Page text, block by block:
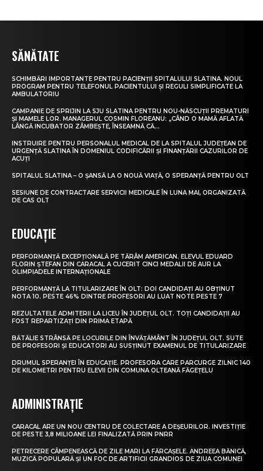
SĂNĂTATE
SCHIMBĂRI IMPORTANTE PENTRU PACIENȚII SPITALULUI SLATINA. NOUL
PROGRAM PENTRU TELEFONUL PACIENTULUI ȘI REGULI SIMPLIFICATE LA
AMBULATORIU
CAMPANIE DE SPRIJIN LA SJU SLATINA PENTRU NOU-NĂSCUȚII PREMATURI
ȘI MAMELE LOR. MANAGERUL COSMIN FLOREANU: „CÂND O MAMĂ AFLATĂ
LÂNGĂ INCUBATOR ZÂMBEȘTE, ÎNSEAMNĂ CĂ...
INSTRUIRE PENTRU PERSONALUL MEDICAL DE LA SPITALUL JUDEȚEAN DE
URGENȚĂ SLATINA ÎN DOMENIUL CODIFICĂRII ȘI FINANȚĂRII CAZURILOR DE
ACUȚI
SPITALUL SLATINA – O ȘANSĂ LA O NOUĂ VIAȚĂ, O SPERANȚĂ PENTRU OLT
SESIUNE DE CONTRACTARE SERVICII MEDICALE ÎN LUNA MAI, ORGANIZATĂ
DE CAS OLT
EDUCAȚIE
PERFORMANȚĂ EXCEPȚIONALĂ PE TĂRÂM AMERICAN. ELEVUL EDUARD
FLORIN ȘTEFAN DIN CARACAL A CUCERIT CINCI MEDALII DE AUR LA
OLIMPIADELE INTERNAȚIONALE
PERFORMANȚĂ LA TITULARIZARE ÎN OLT: DOI CANDIDAȚI AU OBȚINUT
NOTA 10. PESTE 46% DINTRE PROFESORI AU LUAT NOTE PESTE 7
REZULTATELE ADMITERII LA LICEU ÎN JUDEȚUL OLT. TOȚI CANDIDAȚII AU
FOST REPARTIZAȚI DIN PRIMA ETAPĂ
BĂTĂLIE STRÂNSĂ PE LOCURILE DIN ÎNVĂȚĂMÂNT ÎN JUDEȚUL OLT. SUTE
DE PROFESORI ȘI EDUCATORI AU SUSȚINUT EXAMENUL DE TITULARIZARE
DRUMUL SPERANȚEI ÎN EDUCAȚIE. PROFESORA CARE PARCURGE ZILNIC 140
DE KILOMETRI PENTRU ELEVII DIN COMUNA OLTEANĂ FĂGEȚELU
ADMINISTRAȚIE
CARACAL ARE UN NOU CENTRU DE COLECTARE A DEȘEURILOR. INVESTIȚIE
DE PESTE 3,8 MILIOANE LEI FINALIZATĂ PRIN PNRR
PETRECERE CÂMPENEASCĂ DE ZILE MARI LA FĂRCAȘELE. ANDREEA BĂNICĂ,
MUZICĂ POPULARĂ ȘI UN FOC DE ARTIFICII GRANDIOS DE ZIUA COMUNEI